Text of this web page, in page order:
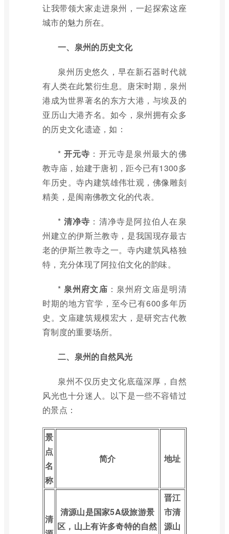
让我带领大家走进泉州，一起探索这座
城市的魅力所在。
一、泉州的历史文化
泉州历史悠久，早在新石器时代就
有人类在此繁衍生息。唐宋时期，泉州
港成为世界著名的东方大港，与埃及的
亚历山大港齐名。如今，泉州拥有众多
的历史文化遗迹，如：
* 开元寺 ：开元寺是泉州最大的佛
教寺庙，始建于唐初，距今已有1300多
年历史。寺内建筑雄伟壮观，佛像雕刻
精美，是闽南佛教文化的代表。
* 清净寺 ：清净寺是阿拉伯人在泉
州建立的伊斯兰教寺，是我国现存最古
老的伊斯兰教寺之一。寺内建筑风格独
特，充分体现了阿拉伯文化的韵味。
* 泉州府文庙 ：泉州府文庙是明清
时期的地方官学，至今已有600多年历
史。文庙建筑规模宏大，是研究古代教
育制度的重要场所。
二、泉州的自然风光
泉州不仅历史文化底蕴深厚，自然
风光也十分迷人。以下是一些不容错过
的景点：
景
点
名
称
简介 地址
清
清源山是国家5A级旅游景
区，山上有许多奇特的自然
晋江
市清
源山